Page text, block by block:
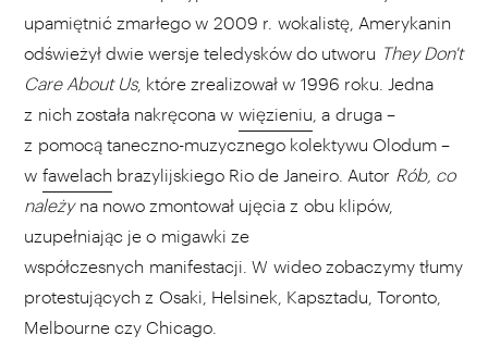
upamiętnić zmarłego w 2009 r. wokalistę, Amerykanin
odświeżył dwie wersje teledysków do utworu They Don't
Care About Us, które zrealizował w 1996 roku. Jedna
z nich została nakręcona w więzieniu , a druga –
z pomocą taneczno-muzycznego kolektywu Olodum –
w fawelach brazylijskiego Rio de Janeiro. Autor Rób, co
należy na nowo zmontował ujęcia z obu klipów,
uzupełniając je o migawki ze
współczesnych manifestacji. W wideo zobaczymy tłumy
protestujących z Osaki, Helsinek, Kapsztadu, Toronto,
Melbourne czy Chicago.